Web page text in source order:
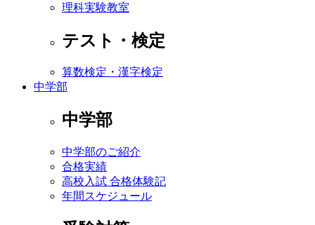
理科実験教室
テスト・検定
算数検定・漢字検定
中学部
中学部
中学部のご紹介
合格実績
高校入試 合格体験記
年間スケジュール